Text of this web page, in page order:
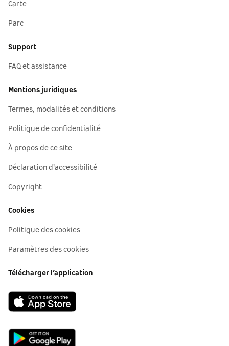
Carte
Parc
Support
FAQ et assistance
Mentions juridiques
Termes, modalités et conditions
Politique de confidentialité
À propos de ce site
Déclaration d'accessibilité
Copyright
Cookies
Politique des cookies
Paramètres des cookies
Télécharger l’application